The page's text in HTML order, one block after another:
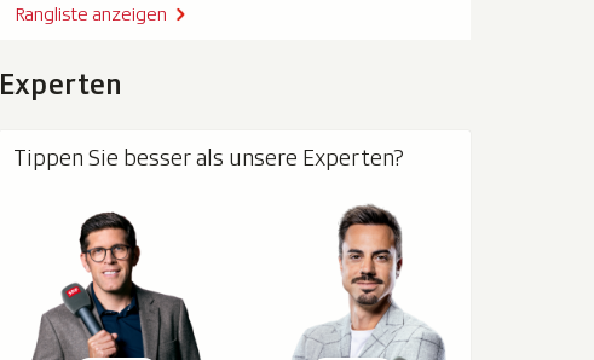
Rangliste anzeigen
Experten
Tippen Sie besser als unsere Experten?